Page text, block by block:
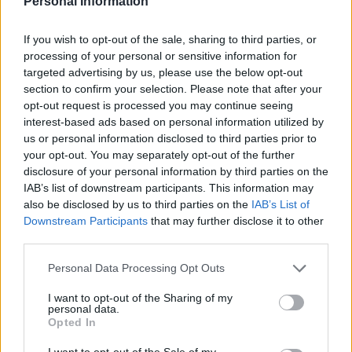
If you wish to opt-out of the sale, sharing to third parties, or
processing of your personal or sensitive information for
targeted advertising by us, please use the below opt-out
section to confirm your selection. Please note that after your
opt-out request is processed you may continue seeing
interest-based ads based on personal information utilized by
us or personal information disclosed to third parties prior to
your opt-out. You may separately opt-out of the further
disclosure of your personal information by third parties on the
IAB’s list of downstream participants. This information may
also be disclosed by us to third parties on the IAB’s List of
Downstream Participants that may further disclose it to other
Personal Data Processing Opt Outs
I want to opt-out of the Sharing of my
personal data.
Opted In
ULPGC, que será el responsable de la distribución de
por no disponer de recursos económicos para su
adquisición.
El Presidente del Consejo Social también informó de
que este órgano ha seguido manteniendo su
actividad normal durante este período de
confinamiento, situándose como uno de los pocos en
España que celebra sus plenos y comisiones a
distancia. Además, el Presidente Jesús León Lima
informó que también asistió a la última reunión del
Consejo Universitario de Canarias, celebrado el
pasado 27 de abril; o de la asistencia del Secretario
General del Consejo Social a una reunión de la
Conferencia de Consejos Sociales con el nuevo
Manuel Castells, en la que éste se comprometió a
universitario que también incluya mejoras en el
sistema de gobernanza actual, para lo cual buscará